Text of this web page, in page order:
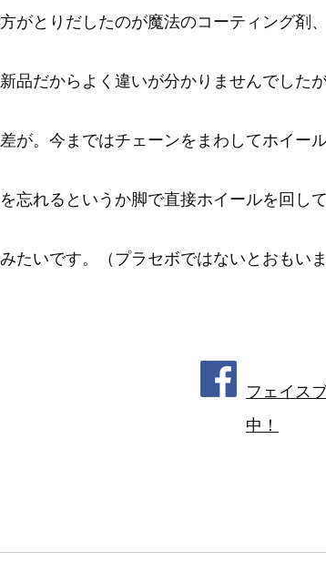
がとりだしたのが魔法のコーティング剤、
品だからよく違いが分かりませんでしたが
が。今まではチェーンをまわしてホイー
忘れるというか脚で直接ホイールを回して
たいです。（プラセボではないとおもいま
フェイス
中！